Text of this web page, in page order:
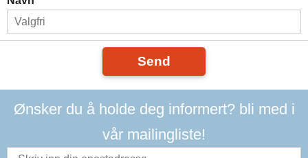
Send
Ønsker du å holde deg informert? bli med i
vår mailingliste!